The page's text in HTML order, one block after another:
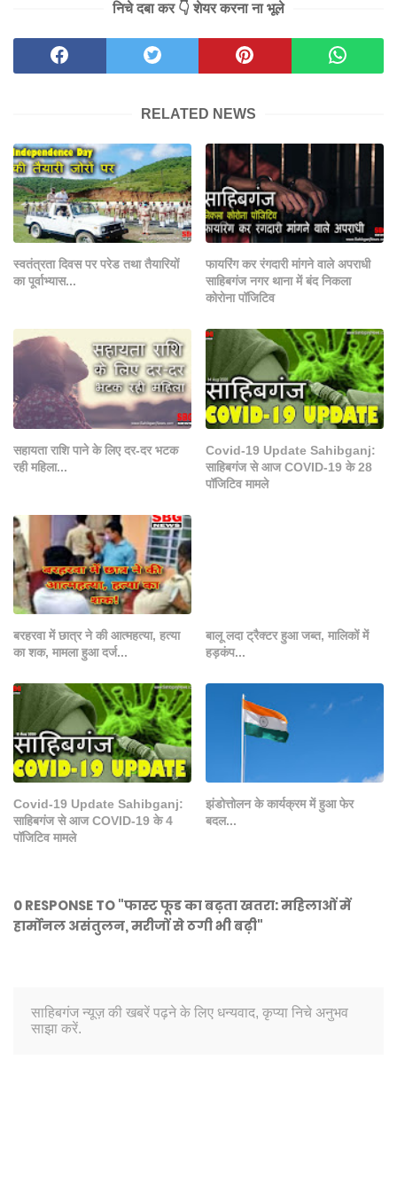
निचे दबा कर 👇 शेयर करना ना भूले
RELATED NEWS
स्वतंत्रता दिवस पर परेड तथा तैयारियों
का पूर्वाभ्यास...
फायरिंग कर रंगदारी मांगने वाले अपराधी
साहिबगंज नगर थाना में बंद निकला
कोरोना पॉजिटिव
सहायता राशि पाने के लिए दर-दर भटक
रही महिला...
Covid-19 Update Sahibganj:
साहिबगंज से आज COVID-19 के 28
पॉजिटिव मामले
बरहरवा में छात्र ने की आत्महत्या, हत्या
का शक, मामला हुआ दर्ज...
बालू लदा ट्रैक्टर हुआ जब्त, मालिकों में
हड़कंप...
Covid-19 Update Sahibganj:
साहिबगंज से आज COVID-19 के 4
पॉजिटिव मामले
झंडोत्तोलन के कार्यक्रम में हुआ फेर
बदल...
0 RESPONSE TO "फास्ट फूड का बढ़ता खतरा: महिलाओं में
हार्मोनल असंतुलन, मरीजों से ठगी भी बढ़ी"
साहिबगंज न्यूज़ की खबरें पढ़ने के लिए धन्यवाद, कृप्या निचे अनुभव
साझा करें.